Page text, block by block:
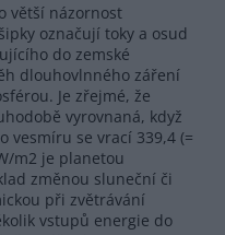
větší názornost
označují toky a osud
do zemské
dlouhovlnného záření
Je zřejmé, že
vyrovnaná, když
vesmíru se vrací 339,4 (=
m2 je planetou
změnou sluneční či
při zvětrávání
vstupů energie do